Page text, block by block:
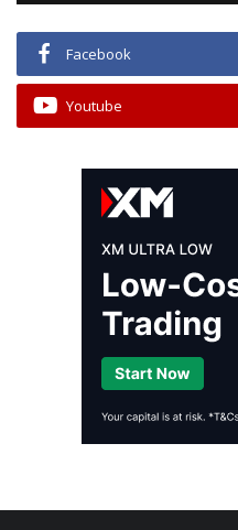
Facebook
Youtube